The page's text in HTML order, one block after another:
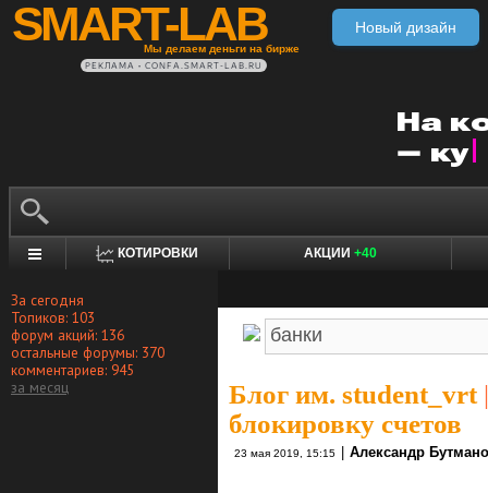
SMART-LAB
Мы делаем деньги на бирже
Новый дизайн
РЕКЛАМА • CONFA.SMART-LAB.RU
КОТИРОВКИ АКЦИИ +40
За сегодня
Топиков: 103
форум акций: 136
остальные форумы: 370
комментариев: 945
за месяц
Блог им. student_vrt|
блокировку счетов
23 мая 2019, 15:15 Александр